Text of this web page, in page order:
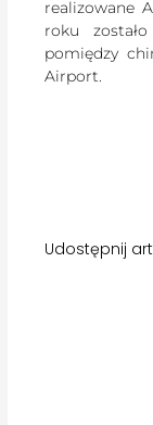
realizowane
roku
pomiędzy
Airport.
Udostępnij